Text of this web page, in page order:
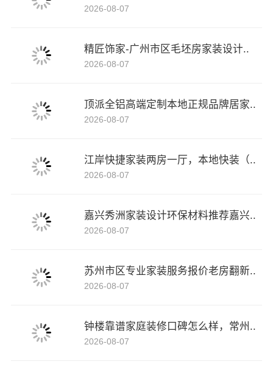
2026-08-07
精匠饰家-广州市区毛坯房家装设计..
2026-08-07
顶派全铝高端定制本地正规品牌居家..
2026-08-07
江岸快捷家装两房一厅，本地快装（..
2026-08-07
嘉兴秀洲家装设计环保材料推荐嘉兴..
2026-08-07
苏州市区专业家装服务报价老房翻新..
2026-08-07
钟楼靠谱家庭装修口碑怎么样，常州..
2026-08-07